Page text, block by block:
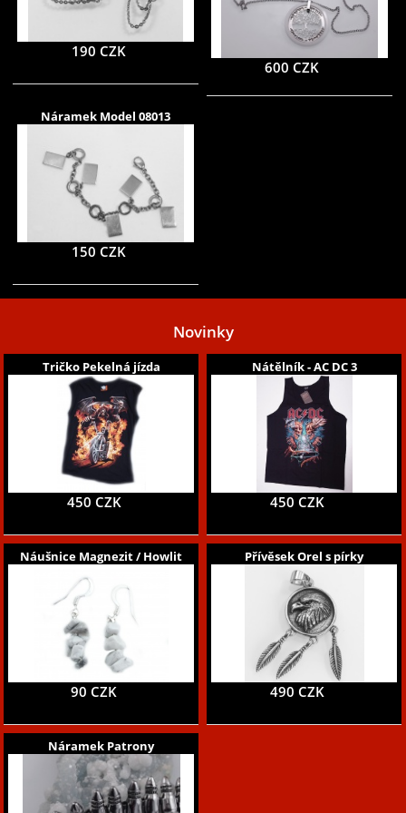
190 CZK
600 CZK
Náramek Model 08013
150 CZK
Novinky
Tričko Pekelná jízda
450 CZK
Nátělník - AC DC 3
450 CZK
Náušnice Magnezit / Howlit
90 CZK
Přívěsek Orel s pírky
490 CZK
Náramek Patrony